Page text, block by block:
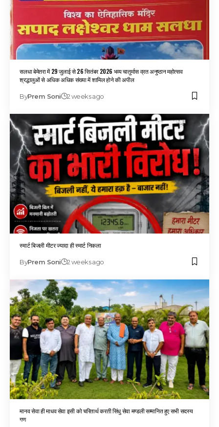
सलधा बेमेतरा में 29 जुलाई से 26 सितंबर 2026 भव्य चातुर्मास व्रत अनुष्ठान महोत्सव
श्रद्धालुओं से अधिक अधिक संख्या में शामिल होने की अपील
ByPrem Soni 2 weeks ago
स्मार्ट बिजली मीटर ज्यादा ही स्मार्ट निकला
ByPrem Soni 2 weeks ago
मानव सेवा ही माधव सेवा इसी को चरितार्थ करती सिंधु सेवा मण्डली सम्मानित हुए सभी सदस्य
गण